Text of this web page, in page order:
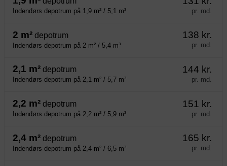
Indendørs depotrum på 1,9 m² / 5,1 m³ pr. md.
2 m² depotrum
Indendørs depotrum på 2 m² / 5,4 m³
138 kr.
pr. md.
2,1 m² depotrum
Indendørs depotrum på 2,1 m² / 5,7 m³
144 kr.
pr. md.
2,2 m² depotrum
Indendørs depotrum på 2,2 m² / 5,9 m³
151 kr.
pr. md.
2,4 m² depotrum
Indendørs depotrum på 2,4 m² / 6,5 m³
165 kr.
pr. md.